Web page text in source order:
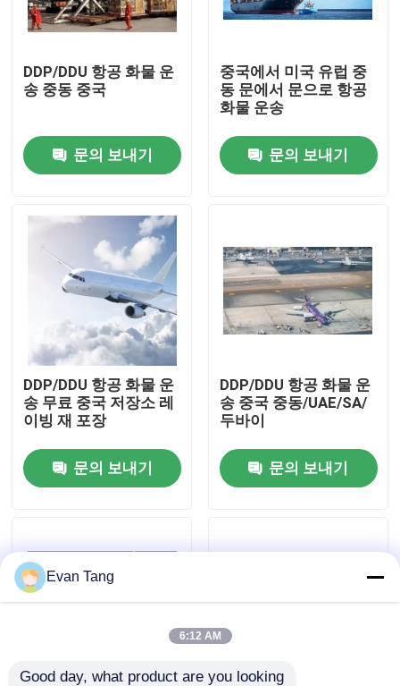
집
제품
비디오
우리 에 관한 것
공장 투어
품질 관리
인용 을 요청 하십시오
국경을 넘나드는 공급
DDP/DDU 항공 화물 운
송 중동 중국
문의 보내기
중국에서 미국 유럽 중
동 문에서 문으로 항공
화물 운송
문의 보내기
DDP/DDU 항공 화물 운
송 무료 중국 저장소 레
이빙 재 포장
문의 보내기
DDP/DDU 항공 화물 운
송 중국 중동/UAE/SA/
두바이
문의 보내기
Evan Tang
6:12 AM
Good day, what product are you looking